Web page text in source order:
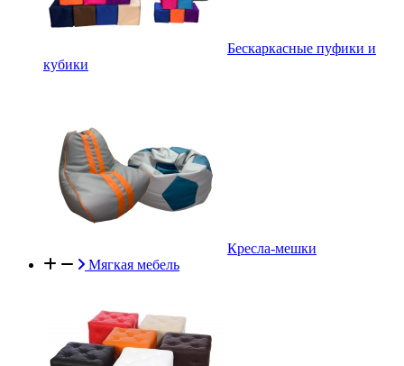
Бескаркасные пуфики и
кубики
Кресла-мешки
Мягкая мебель